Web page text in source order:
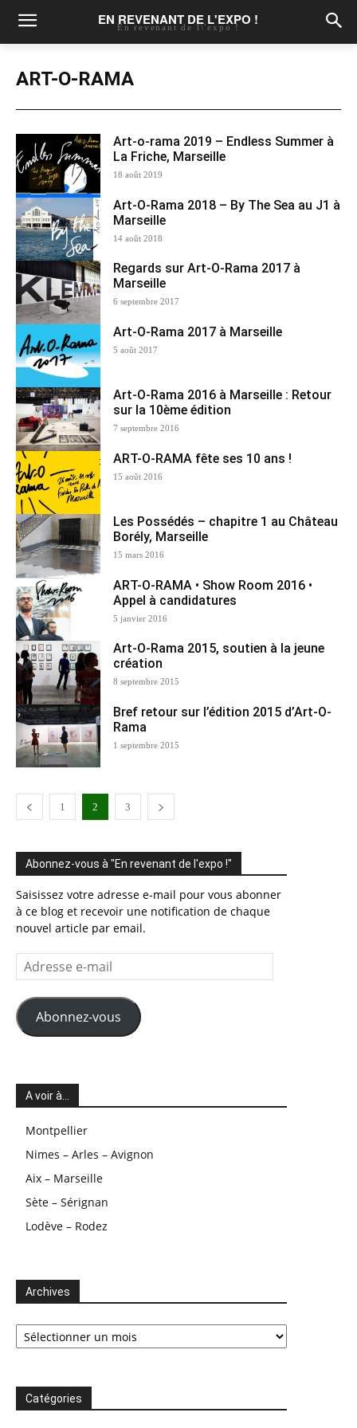
EN REVENANT DE L'EXPO !
En revenant de l\'expo !
ART-O-RAMA
Art-o-rama 2019 – Endless Summer à
La Friche, Marseille
18 août 2019
Art-O-Rama 2018 – By The Sea au J1 à
Marseille
14 août 2018
Regards sur Art-O-Rama 2017 à
Marseille
6 septembre 2017
Art-O-Rama 2017 à Marseille
5 août 2017
Art-O-Rama 2016 à Marseille : Retour
sur la 10ème édition
7 septembre 2016
ART-O-RAMA fête ses 10 ans !
15 août 2016
Les Possédés – chapitre 1 au Château
Borély, Marseille
15 mars 2016
ART-O-RAMA • Show Room 2016 •
Appel à candidatures
5 janvier 2016
Art-O-Rama 2015, soutien à la jeune
création
8 septembre 2015
Bref retour sur l’édition 2015 d’Art-O-
Rama
1 septembre 2015
1 2 3
Abonnez-vous à "En revenant de l'expo !"
Saisissez votre adresse e-mail pour vous abonner
à ce blog et recevoir une notification de chaque
nouvel article par email.
Adresse
e-
mail
Abonnez-vous
A voir à…
Montpellier
Nimes – Arles – Avignon
Aix – Marseille
Sète – Sérignan
Lodève – Rodez
Archives
Archives
Catégories